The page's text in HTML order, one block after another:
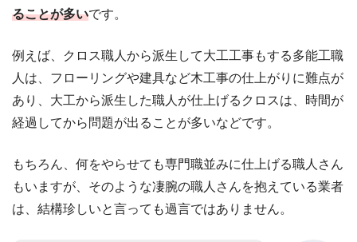
ることが多いです。
例えば、クロス職人から派生して大工工事もする多能工職
人は、フローリングや建具など木工事の仕上がりに難点が
あり、大工から派生した職人が仕上げるクロスは、時間が
経過してから問題が出ることが多いなどです。
もちろん、何をやらせても専門職並みに仕上げる職人さん
もいますが、そのような凄腕の職人さんを抱えている業者
は、結構珍しいと言っても過言ではありません。